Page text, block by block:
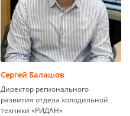
Сергей Балашов
Директор регионального
развития отдела холодильной
техники «РИДАН»